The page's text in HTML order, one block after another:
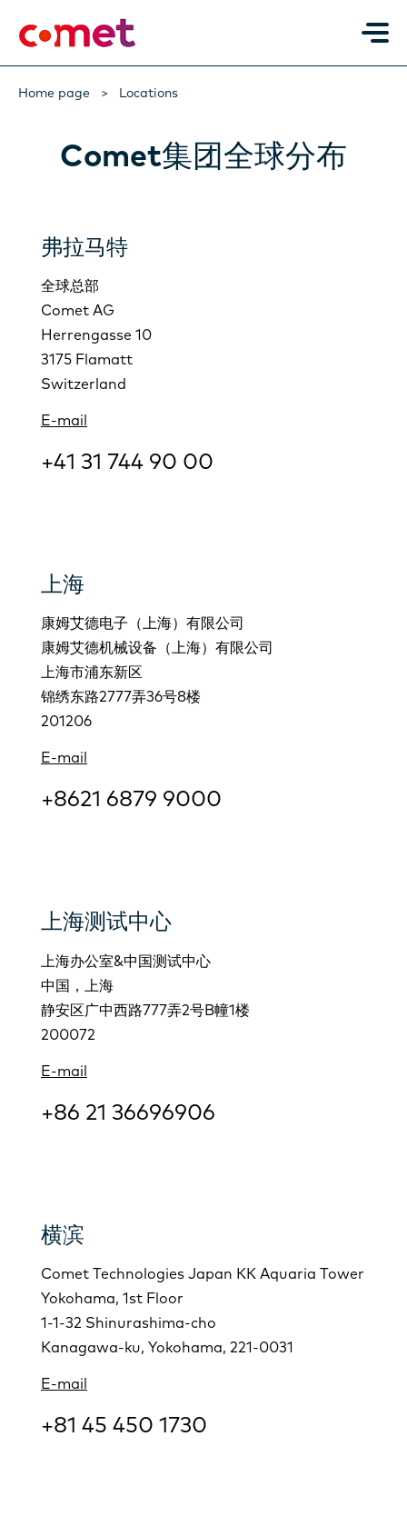
Home page Locations
Comet集团全球分布
弗拉马特
全球总部
Comet AG
Herrengasse 10
3175 Flamatt
Switzerland
E-mail
+41 31 744 90 00
上海
康姆艾德电子（上海）有限公司
康姆艾德机械设备（上海）有限公司
上海市浦东新区
锦绣东路2777弄36号8楼
201206
E-mail
+8621 6879 9000
上海测试中心
上海办公室&中国测试中心
中国，上海
静安区广中西路777弄2号B幢1楼
200072
E-mail
+86 21 36696906
横滨
Comet Technologies Japan KK Aquaria Tower
Yokohama, 1st Floor
1-1-32 Shinurashima-cho
Kanagawa-ku, Yokohama, 221-0031
E-mail
+81 45 450 1730